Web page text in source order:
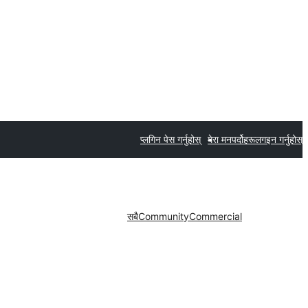
प्लगिन पेस गर्नुहोस् मेरा मनपर्दोहरूलगइन गर्नुहोस्
सबैCommunityCommercial